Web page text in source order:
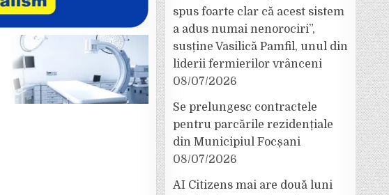
spus foarte clar că acest sistem
a adus numai nenorociri”,
susține Vasilică Pamfil, unul din
liderii fermierilor vrânceni
08/07/2026
Se prelungesc contractele
pentru parcările rezidențiale
din Municipiul Focșani
08/07/2026
AI Citizens mai are două luni